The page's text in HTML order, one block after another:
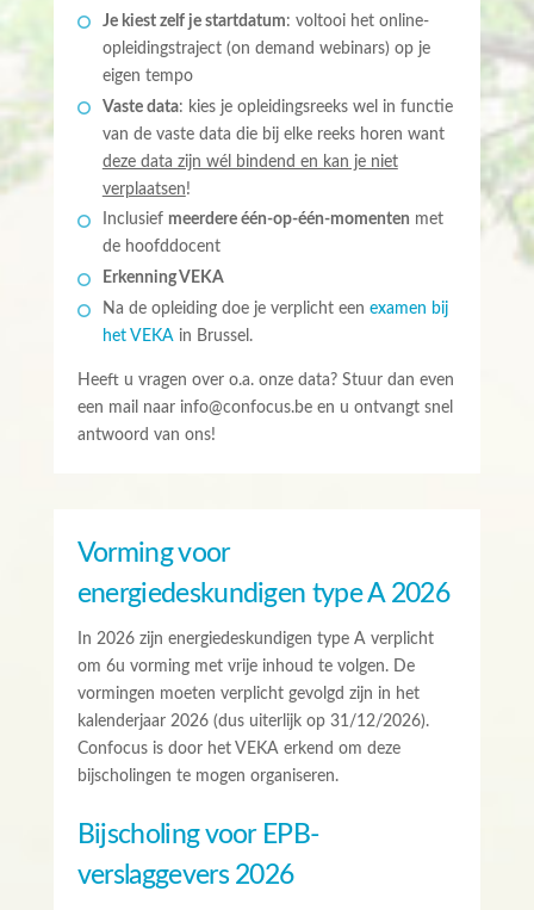
Je kiest zelf je startdatum: voltooi het online-
opleidingstraject (on demand webinars) op je
eigen tempo
Vaste data: kies je opleidingsreeks wel in functie
van de vaste data die bij elke reeks horen want
deze data zijn wél bindend en kan je niet
verplaatsen!
Inclusief meerdere één-op-één-momenten met
de hoofddocent
Erkenning VEKA
Na de opleiding doe je verplicht een examen bij
het VEKAin Brussel.
Heeft u vragen over o.a. onze data? Stuur dan even
een mail naar info@confocus.be en u ontvangt snel
antwoord van ons!
Vorming voor
energiedeskundigen type A 2026
In 2026 zijn energiedeskundigen type A verplicht
om 6u vorming met vrije inhoud te volgen. De
vormingen moeten verplicht gevolgd zijn in het
kalenderjaar 2026 (dus uiterlijk op 31/12/2026).
Confocus is door het VEKA erkend om deze
bijscholingen te mogen organiseren.
Bijscholing voor EPB-
verslaggevers 2026